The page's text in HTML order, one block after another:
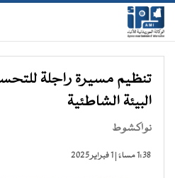
تنظيم مسيرة راجلة
البيئة الشاطئية
نواكشوط
1:38 مساءً | 1 فبراير 2025